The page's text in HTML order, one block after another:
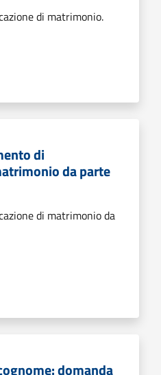
di matrimonio.
di
da parte
di matrimonio da
domanda